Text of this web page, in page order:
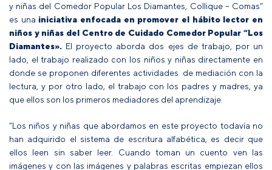
y niñas del Comedor Popular Los Diamantes, Collique – Comas”
es una iniciativa enfocada en promover el hábito lector en
niños y niñas del Centro de Cuidado Comedor Popular “Los
Diamantes». El proyecto aborda dos ejes de trabajo, por un
lado, el trabajo realizado con los niños y niñas directamente en
donde se proponen diferentes actividades de mediación con la
lectura, y por otro lado, el trabajo con los padres y madres, ya
que ellos son los primeros mediadores del aprendizaje.
“Los niños y niñas que abordamos en este proyecto todavía no
han adquirido el sistema de escritura alfabética, es decir que
ellos leen sin saber leer. Cuando toman un cuento ven las
imágenes y con las imágenes y palabras escritas empiezan ellos